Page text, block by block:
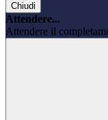
Chiudi
Attendere...
Attendere il